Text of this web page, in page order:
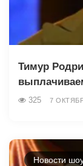
Тимур
325 7
Новости